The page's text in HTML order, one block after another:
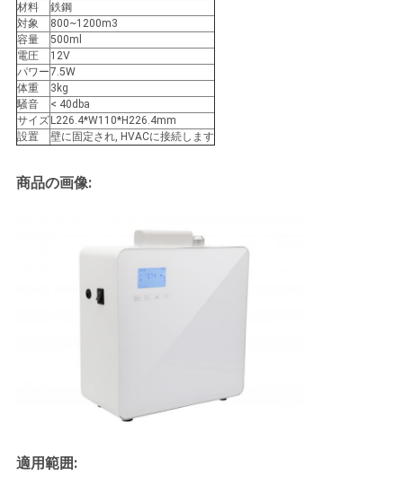
ニ
ュ
ー
ス
引
い
材料
鉄鋼
対象
800~1200m3
容量
500ml
電圧
12V
パワー7.5W
体重
3kg
騒音
< 40dba
サイズ L226.4*W110*H226.4mm
設置
壁に固定され, HVACに接続します
商品の画像:
適用範囲: